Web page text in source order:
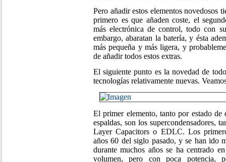
Pero añadir estos elementos novedosos
primero es que añaden coste, el
más electrónica de control, todo con
embargo, abaratan la batería, y ésta
más pequeña y más ligera, y
de añadir todos estos extras.
El siguiente punto es la novedad de
tecnologías relativamente nuevas.
El primer elemento, tanto por estado
espaldas, son los supercondensadores,
Layer Capacitors o EDLC. Los
años 60 del siglo pasado, y se han ido
durante muchos años se ha centrado
volumen, pero con poca potencia,